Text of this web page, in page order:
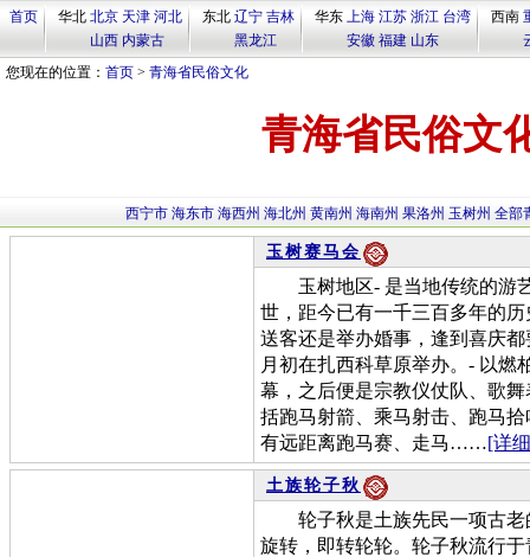
首页 华北 北京 天津 河北
山西 内蒙古
东北 辽宁 吉林
黑龙江
华东 上海 江苏 浙江 台湾
安徽 福建 山东
西南
您现在的位置： 首页 > 青海省民俗文化
青海省民俗文
西宁市 海东市 海西州 海北州 黄南州 海南州 果洛州 玉树州 全部
玉树赛马会
玉树地区- 是当地传统的游艺
世，距今已有一千三百多年的
送客还是举办婚事，逢到喜庆
月初在扎西科草原举办。- 以燃
幕，之后便是宗教仪仗队、歌
括跑马射箭、乘马射击、跑马
有远距离跑马赛、走马……[详
土族轮子秋
轮子秋是土族先民一项古老
旋转，即转轮轮。轮子秋流行